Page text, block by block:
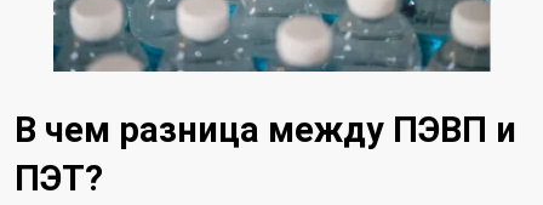
В чем разница между ПЭВП и
ПЭТ?